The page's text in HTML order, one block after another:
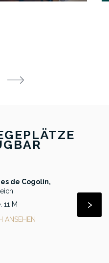
de Cogolin,
11 M
ANSEHEN
›